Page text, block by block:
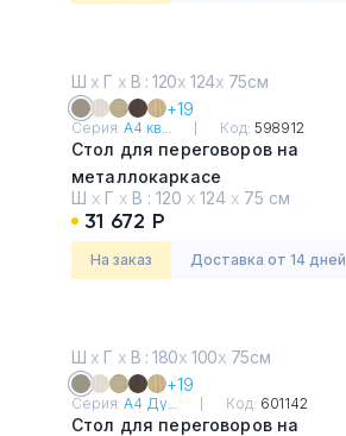
Ш х Г х В : 120х 124х 75см
+19
Серия:А4 кв... Код: 598912
Стол для переговоров на
металлокаркасе
Мокко премиум
Ш х Г х В : 120 х 124 х 75 см
31 672 Р
На заказ Доставка от 14 дней
Ш х Г х В : 180х 100х 75см
+19
Серия:А4 Ду... Код: 601142
Стол для переговоров на